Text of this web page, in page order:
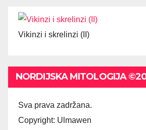
Vikinzi i skrelinzi (II)
NORDIJSKA MITOLOGIJA
Sva prava zadržana.
Copyright: Ulmawen